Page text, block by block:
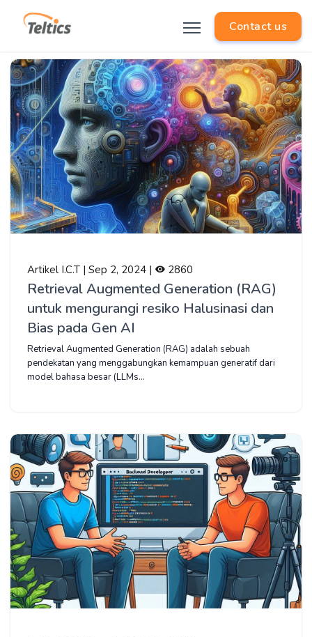
Contact us
Artikel I.C.T | Sep 2, 2024 | 2860
Retrieval Augmented Generation (RAG)
untuk mengurangi resiko Halusinasi dan
Bias pada Gen AI
Retrieval Augmented Generation (RAG) adalah sebuah
pendekatan yang menggabungkan kemampuan generatif dari
model bahasa besar (LLMs...